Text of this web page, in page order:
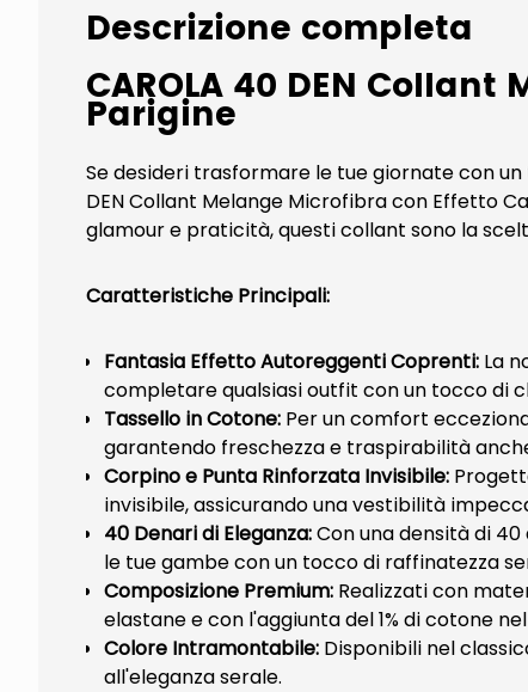
Descrizione completa
CAROLA 40 DEN
Parigine
Se desideri trasformare le tue giornate con
DEN Collant Melange Microfibra con Effetto
glamour e praticità, questi collant sono la
Caratteristiche Principali:
Fantasia Effetto Autoreggenti Coprenti: La
completare qualsiasi outfit con un tocco di
Tassello in Cotone: Per un comfort
garantendo freschezza e traspirabilità
Corpino e Punta Rinforzata Invisibile:
invisibile, assicurando una vestibilità
40 Denari di Eleganza:Con una densità di
le tue gambe con un tocco di raffinatezza
Composizione Premium: Realizzati con
elastane e con l'aggiunta del 1% di cotone
Colore Intramontabile: Disponibili nel
all'eleganza serale.